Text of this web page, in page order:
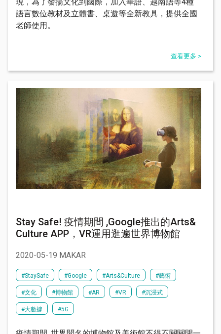
現，為了發揚文化到國際，加入華語、越南語等4種
語言數位教材及立體書、桌遊等全新教具，提供全國
老師使用。​
查看更多 >
Stay Safe! 疫情期間 ,Google推出的Arts&
Culture APP，VR運用逛遍世界博物館
2020-05-19 MAKAR
#StaySafe #Google #Arts&Culture #藝術
#文化 #博物館 #AR #VR #沉浸式
#大數據 #5G